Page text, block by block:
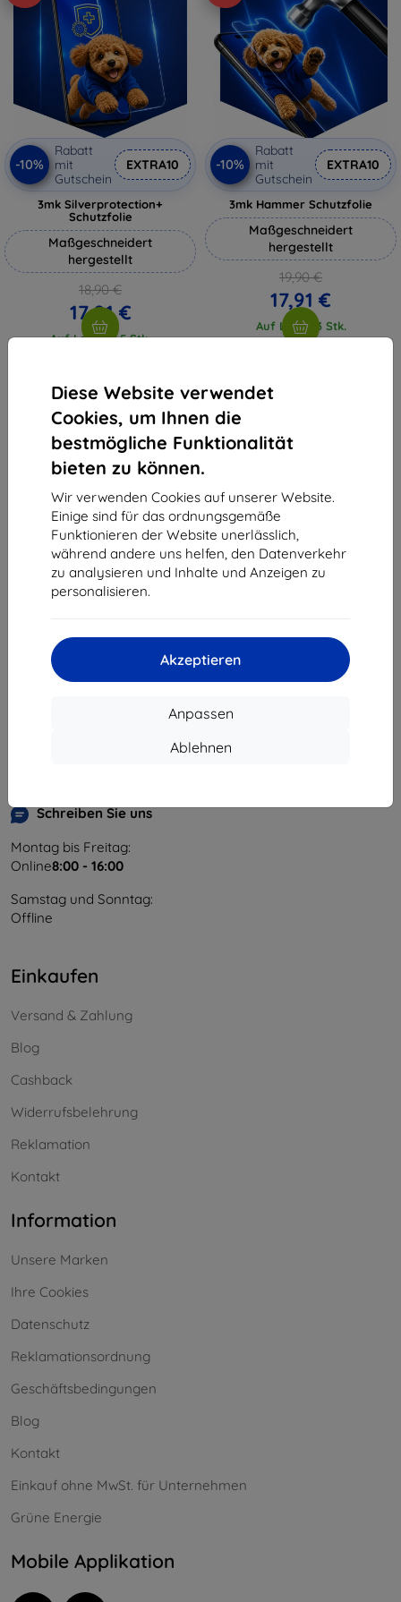
Diese Website verwendet
Cookies, um Ihnen die
bestmögliche Funktionalität
bieten zu können.
Wir verwenden Cookies auf unserer Website.
Einige sind für das ordnungsgemäße
Funktionieren der Website unerlässlich,
während andere uns helfen, den Datenverkehr
zu analysieren und Inhalte und Anzeigen zu
personalisieren.
Akzeptieren
Anpassen
Ablehnen
-10%
Rabatt
mit
Gutschein
EXTRA10
3mk Silverprotection+
Schutzfolie
Maßgeschneidert
hergestellt
18,90 €
17,01 €
Auf Lager > 5 Stk.
-10%
Rabatt
mit
Gutschein
EXTRA10
3mk Hammer Schutzfolie
Maßgeschneidert
hergestellt
19,90 €
17,91 €
Auf Lager 3 Stk.
vom ganzen
Shield-Sk s.r.o.
Unternehmens-ID:
46701494
USt-IdNr.:SK2023549671
Schreiben Sie uns
Montag bis Freitag:
Online8:00 - 16:00
Samstag und Sonntag:
Offline
Einkaufen
Versand & Zahlung
Blog
Cashback
Widerrufsbelehrung
Reklamation
Kontakt
Information
Unsere Marken
Ihre Cookies
Datenschutz
Reklamationsordnung
Geschäftsbedingungen
Blog
Kontakt
Einkauf ohne MwSt. für Unternehmen
Grüne Energie
Mobile Applikation